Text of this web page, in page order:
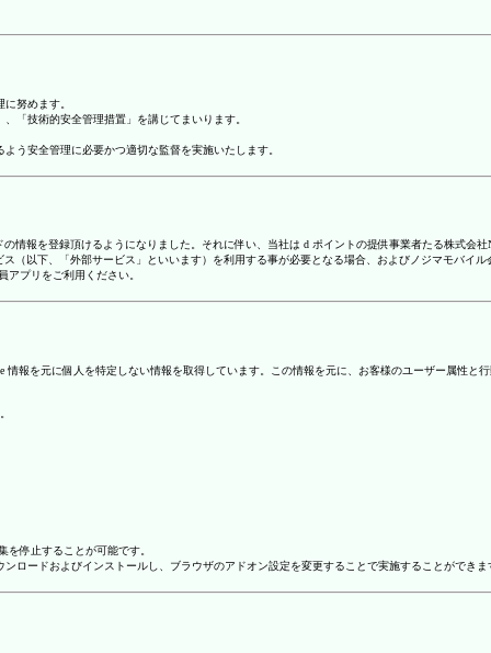
努めます。
「技術的安全管理措置」を講じてまいります。
う安全管理に必要かつ適切な監督を実施いたします。
報を登録頂けるようになりました。それに伴い、当社は d ポイントの提供事業者たる株式会
以下、「外部サービス」といいます）を利用する事が必要となる場合、およびノジマモバイ
プリをご利用ください。
報を元に個人を特定しない情報を取得しています。この情報を元に、お客様のユーザー属性
を停止することが可能です。
ロードおよびインストールし、ブラウザのアドオン設定を変更することで実施することができま